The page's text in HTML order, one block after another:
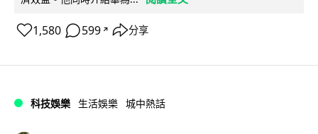
1,580 599 ↗ 分享
科技娛樂 生活娛樂 城中熱話